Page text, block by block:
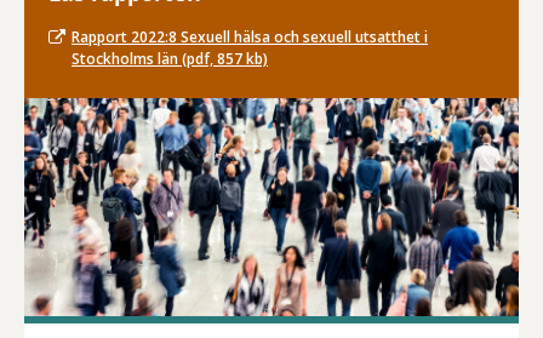
Rapport 2022:8 Sexuell hälsa och sexuell utsatthet i
Stockholms län (pdf, 857 kb)